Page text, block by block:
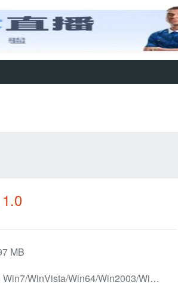
MB
操作系统：Win7/WinVista/Win64/Win2003/WinXP/Win2000/Win98/WinNT4/WinMe兼容软件